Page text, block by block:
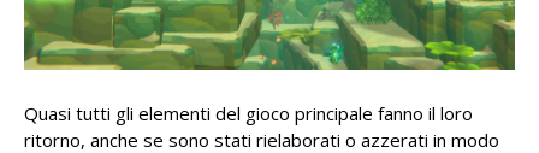
Quasi tutti gli elementi del gioco principale fanno il loro
ritorno, anche se sono stati rielaborati o azzerati in modo